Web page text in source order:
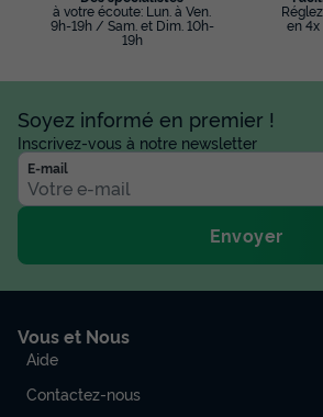
à votre écoute: Lun. à Ven.
9h-19h / Sam. et Dim. 10h-
19h
en
Soyez informé en premier !
Inscrivez-vous à notre newsletter
E-mail
Envoyer
Vous et Nous
Aide
Contactez-nous